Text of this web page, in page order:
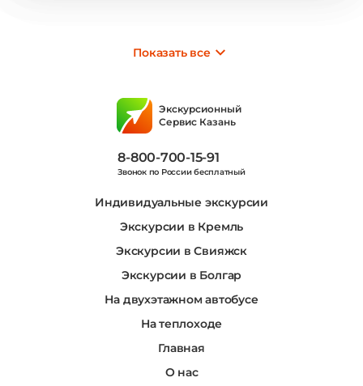
Показать все
Экскурсионный
Сервис Казань
8-800-700-15-91
Звонок по России бесплатный
Индивидуальные экскурсии
Экскурсии в Кремль
Экскурсии в Свияжск
Экскурсии в Болгар
На двухэтажном автобусе
На теплоходе
Главная
О нас